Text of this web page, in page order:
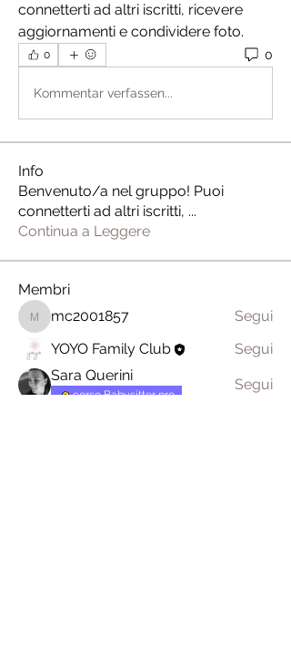
connetterti ad altri iscritti, ricevere
aggiornamenti e condividere foto.
0 0
Kommentar verfassen...
Info
Benvenuto/a nel gruppo! Puoi
connetterti ad altri iscritti, ...
Continua a Leggere
Membri
mc2001857
mc2001857
Segui
YOYO Family Club
Segui
Sara Querini
corso Babysitter pro
Segui